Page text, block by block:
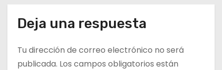
Deja una respuesta
Tu dirección de correo electrónico no será
publicada. Los campos obligatorios están